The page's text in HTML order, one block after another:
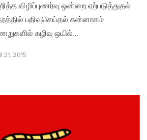
விழிப்புணர்வு ஒன்றை ஏற்படுத்துதல்
பதிவுசெய்தல் சுன்னாகம்
கழிவு ஒயில்…
21, 2015